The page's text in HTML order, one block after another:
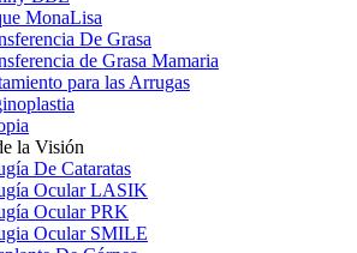
MonaLisa
De Grasa
de Grasa Mamaria
para las Arrugas
la Visión
De Cataratas
Ocular LASIK
Ocular PRK
Ocular SMILE